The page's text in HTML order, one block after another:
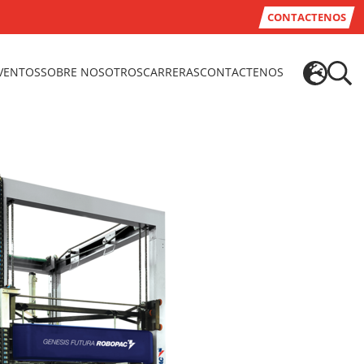
CONTACTENOS
SOBRE NOSOTROSCARRERASCONTACTENOS